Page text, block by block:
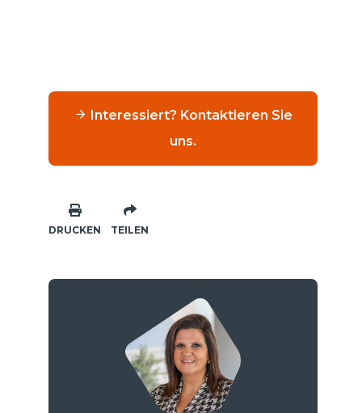
uns.
DRUCKEN TEILEN